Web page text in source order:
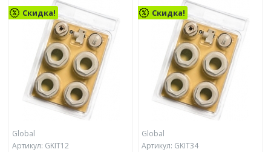
Скидка!
Global
Артикул: GKIT12
Скидка!
Global
Артикул: GKIT34